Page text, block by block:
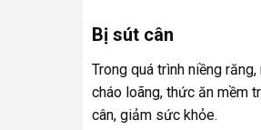
Bị sút cân
Trong quá trình niềng
cháo loãng, thức ăn mềm
cân, giảm sức khỏe.